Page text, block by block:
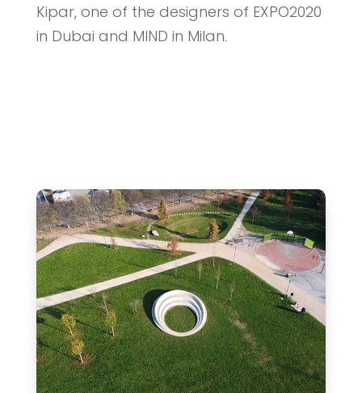
Kipar, one of the designers of EXPO2020
in Dubai and MIND in Milan.